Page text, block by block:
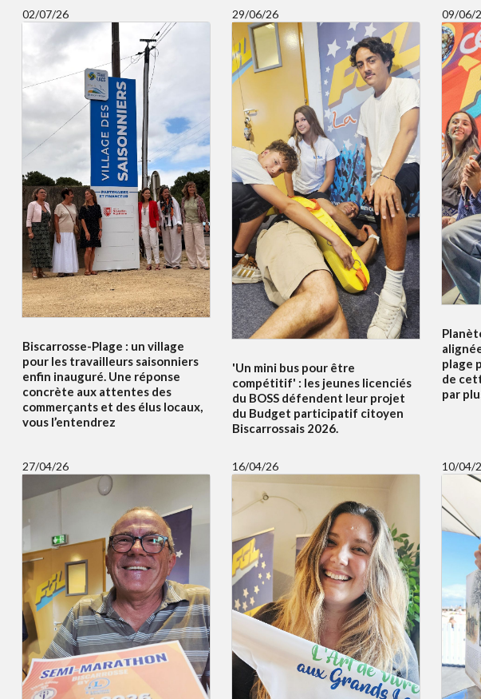
02/07/26
Biscarrosse-Plage : un village
pour les travailleurs saisonniers
enfin inauguré. Une réponse
concrète aux attentes des
commerçants et des élus locaux,
vous l’entendrez
29/06/26
'Un mini bus pour être
compétitif' : les jeunes licenciés
du BOSS défendent leur projet
du Budget participatif citoyen
Biscarrossais 2026.
09/06/
plage
de
par
27/04/26 16/04/26 10/04/